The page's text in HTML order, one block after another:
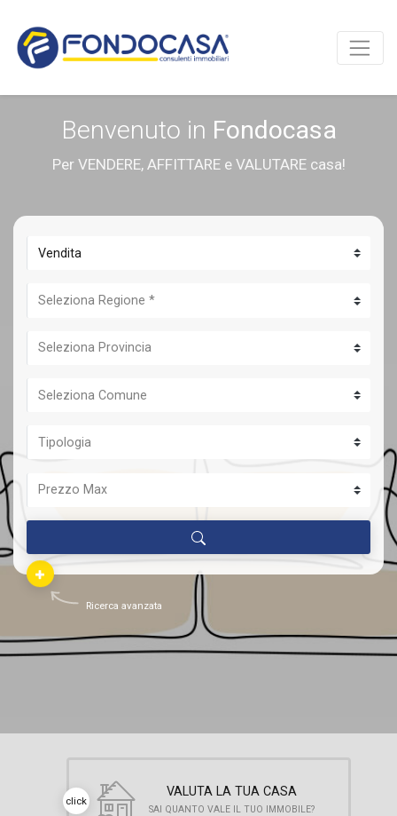
Benvenuto in Fondocasa
Per VENDERE, AFFITTARE e VALUTARE casa!
Ricerca avanzata
click
VALUTA LA TUA CASA
SAI QUANTO VALE IL TUO IMMOBILE?